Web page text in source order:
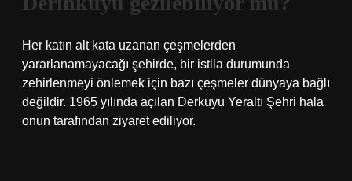
Her katın alt kata uzanan çeşmelerden
yararlanamayacağı şehirde, bir istila durumunda
zehirlenmeyi önlemek için bazı çeşmeler dünyaya bağlı
değildir. 1965 yılında açılan Derkuyu Yeraltı Şehri hala
onun tarafından ziyaret ediliyor.